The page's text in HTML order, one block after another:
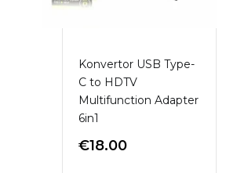
Konvertor USB Type-
C to HDTV
Multifunction Adapter
6in1
€18.00